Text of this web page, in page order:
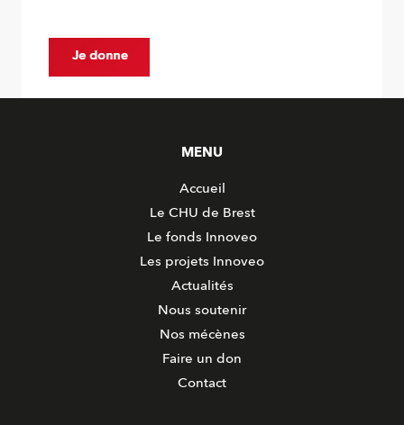
MENU
Accueil
Le CHU de Brest
Le fonds Innoveo
Les projets Innoveo
Actualités
Nous soutenir
Nos mécènes
Faire un don
Contact